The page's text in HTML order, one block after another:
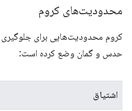
محدودیت‌های کروم
حدس و گمان وضع کرده است:
اشتیاق